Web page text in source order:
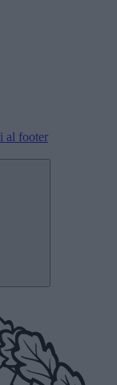
al footer